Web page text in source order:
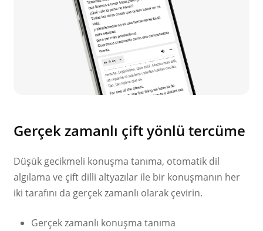
Gerçek zamanlı çift yönlü tercüme
Düşük gecikmeli konuşma tanıma, otomatik dil
algılama ve çift dilli altyazılar ile bir konuşmanın her
iki tarafını da gerçek zamanlı olarak çevirin.
Gerçek zamanlı konuşma tanıma